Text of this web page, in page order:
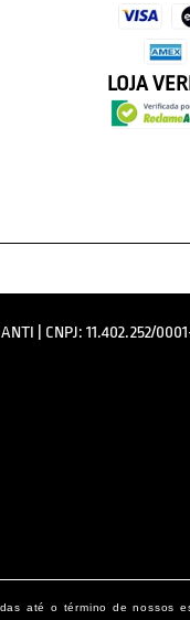
LOJA
| CNPJ: 11.402.252/
até o término de nossos